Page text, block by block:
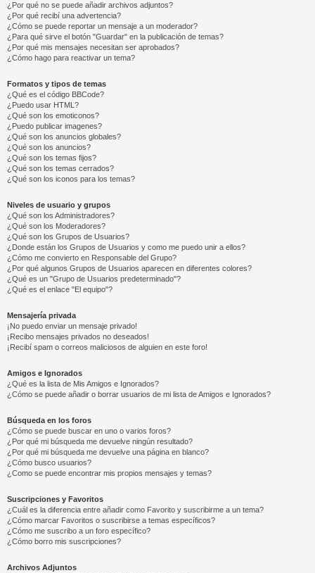
¿Por qué no se puede añadir archivos adjuntos?
¿Por qué recibí una advertencia?
¿Cómo se puede reportar un mensaje a un moderador?
¿Para qué sirve el botón "Guardar" en la publicación de temas?
¿Por qué mis mensajes necesitan ser aprobados?
¿Cómo hago para reactivar un tema?
Formatos y tipos de temas
¿Qué es el código BBCode?
¿Puedo usar HTML?
¿Qué son los emoticonos?
¿Puedo publicar imagenes?
¿Qué son los anuncios globales?
¿Qué son los anuncios?
¿Qué son los temas fijos?
¿Qué son los temas cerrados?
¿Qué son los iconos para los temas?
Niveles de usuario y grupos
¿Qué son los Administradores?
¿Qué son los Moderadores?
¿Qué son los Grupos de Usuarios?
¿Donde están los Grupos de Usuarios y como me puedo unir a ellos?
¿Cómo me convierto en Responsable del Grupo?
¿Por qué algunos Grupos de Usuarios aparecen en diferentes colores?
¿Qué es un "Grupo de Usuarios predeterminado"?
¿Qué es el enlace "El equipo"?
Mensajería privada
¡No puedo enviar un mensaje privado!
¡Recibo mensajes privados no deseados!
¡Recibí spam o correos maliciosos de alguien en este foro!
Amigos e Ignorados
¿Qué es la lista de Mis Amigos e Ignorados?
¿Cómo se puede añadir o borrar usuarios de mi lista de Amigos e Ignorados?
Búsqueda en los foros
¿Cómo se puede buscar en uno o varios foros?
¿Por qué mi búsqueda me devuelve ningún resultado?
¿Por qué mi búsqueda me devuelve una página en blanco?
¿Cómo busco usuarios?
¿Como se puede encontrar mis propios mensajes y temas?
Suscripciones y Favoritos
¿Cuál es la diferencia entre añadir como Favorito y suscribirme a un tema?
¿Cómo marcar Favoritos o suscribirse a temas específicos?
¿Cómo me suscribo a un foro específico?
¿Cómo borro mis suscripciones?
Archivos Adjuntos